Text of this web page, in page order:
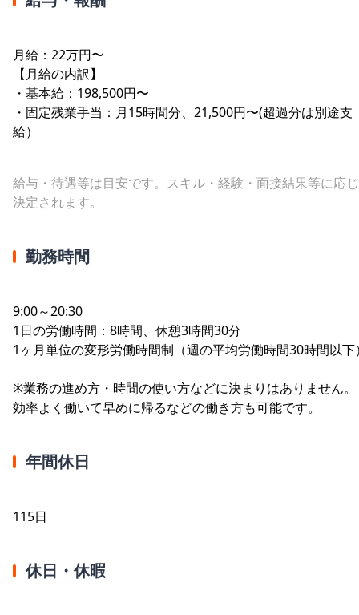
月給：22万円〜
【月給の内訳】
・基本給：198,500円〜
・固定残業手当：月15時間分、21,500円〜(超過分は別途支
給）
給与・待遇等は目安です。スキル・経験・面接結果等に応
決定されます。
勤務時間
9:00～20:30
1日の労働時間：8時間、休憩3時間30分
1ヶ月単位の変形労働時間制（週の平均労働時間30時間以下
※業務の進め方・時間の使い方などに決まりはありません。
効率よく働いて早めに帰るなどの働き方も可能です。
年間休日
115日
休日・休暇